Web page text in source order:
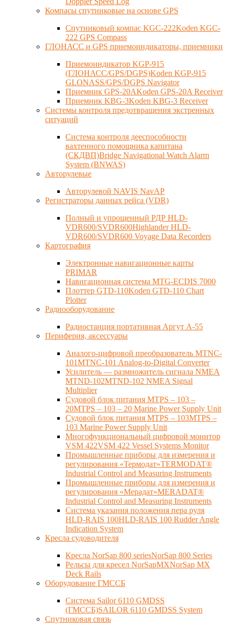
Компасы спутниковые на основе GPS
Спутниковый компас KGC-222Koden KGC-
222 GPS Compass
ГЛОНАСС и GPS приемоиндикаторы, приемники
Приемоиндикатор KGP-915
(ГЛОНАСС/GPS/DGPS)Koden KGP-915
GLONASS/GPS/DGPS Navigator
Приемник GPS-20AKoden GPS-20A Receiver
Приемник KBG-3Koden KBG-3 Receiver
Системы контроля предотвращения экстренных
ситуаций
Система контроля дееспособности
вахтенного помощника капитана
(СКДВП)Bridge Navigational Watch Alarm
System (BNWAS)
Авторулевые
Авторулевой NAVIS NavAP
Регистраторы данных рейса (VDR)
Полный и упрощенный РДР HLD-
VDR600/SVDR600Highlander HLD-
VDR600/SVDR600 Voyage Data Recorders
Картография
Электронные навигационные карты
PRIMAR
Навигационная система MTG-ECDIS 7000
Плоттер GTD-110Koden GTD-110 Chart
Plotter
Радиооборудование
Радиостанция портативная Аргут А-55
Периферия, аксессуары
Аналого-цифровой преобразователь MTNC-
101MTNC-101 Analog-to-Digital Converter
Усилитель — размножитель сигнала NMEA
MTND-102MTND-102 NMEA Signal
Multiplier
Судовой блок питания MTPS – 103 –
20MTPS – 103 – 20 Marine Power Supply Unit
Судовой блок питания MTPS – 103MTPS –
103 Marine Power Supply Unit
Многофункциональный цифровой монитор
VSM 422VSM 422 Vessel Systems Monitor
Промышленные приборы для измерения и
регулирования «Термодат»TERMODAT®
Industrial Control and Measuring Instruments
Промышленные приборы для измерения и
регулирования «Мерадат»MERADAT®
Industrial Control and Measuring Instruments
Система указания положения пера руля
HLD-RAIS 100HLD-RAIS 100 Rudder Angle
Indication System
Кресла судоводителя
Кресла NorSap 800 seriesNorSap 800 Series
Рельсы для кресел NorSapMXNorSap MX
Deck Rails
Оборудование ГМССБ
Система Sailor 6110 GMDSS
(ГМССБ)SAILOR 6110 GMDSS System
Спутниковая связь